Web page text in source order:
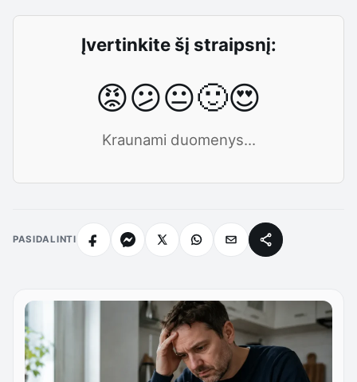
Įvertinkite šį straipsnį:
😡😕😐🙂😍
Kraunami duomenys...
PASIDALINTI